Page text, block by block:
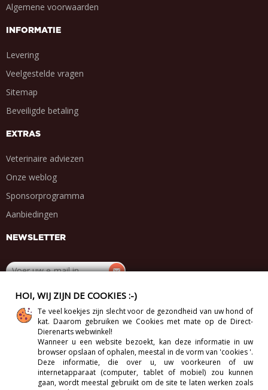
Algemene voorwaarden
INFORMATIE
Levering
Veelgestelde vragen
Sitemap
Beveiligde betaling
EXTRAS
Veterinaire adviezen
Onze weblog
Sponsorprogramma
Aanbiedingen
NEWSLETTER
DEEL MET VRIENDEN
. . . .
Copyright 2012-2026 Direct-Vet BV. All Rights Reserved.
HOI, WIJ ZIJN DE COOKIES :-)
Te veel koekjes zijn slecht voor de gezondheid van uw hond of
kat. Daarom gebruiken we Cookies met mate op de Direct-
Dierenarts webwinkel!
Wanneer u een website bezoekt, kan deze informatie in uw
browser opslaan of ophalen, meestal in de vorm van 'cookies '.
Deze informatie, die over u, uw voorkeuren of uw
internetapparaat (computer, tablet of mobiel) zou kunnen
gaan, wordt meestal gebruikt om de site te laten werken zoals